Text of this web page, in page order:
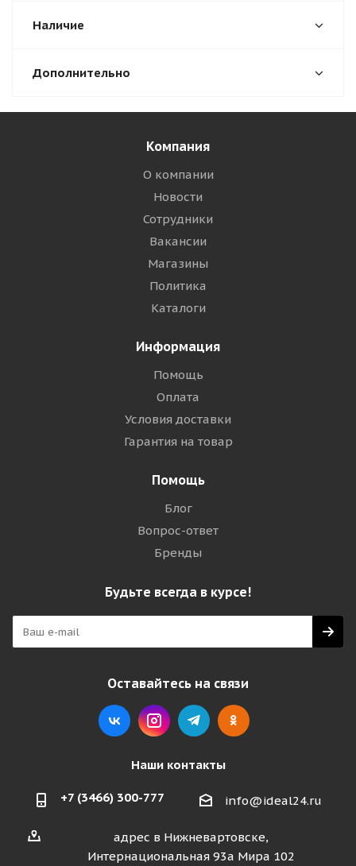
Наличие
Дополнительно
Компания
О компании
Новости
Сотрудники
Вакансии
Магазины
Политика
Каталоги
Информация
Помощь
Оплата
Условия доставки
Гарантия на товар
Помощь
Блог
Вопрос-ответ
Бренды
Будьте всегда в курсе!
Оставайтесь на связи
Наши контакты
+7 (3466) 300-777 info@ideal24.ru
адрес в Нижневартовске,
Интернациональная 93а Мира 102